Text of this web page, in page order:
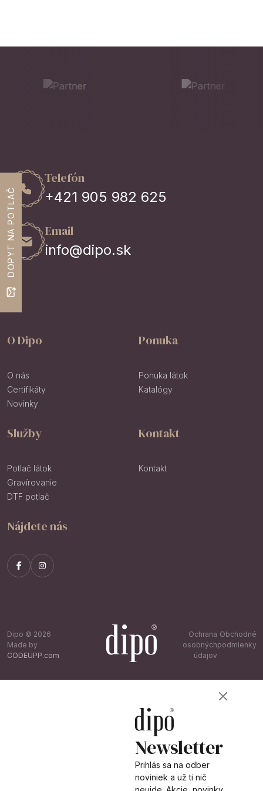
DOPYT NA POTLAČ
Telefón
+421 905 982 625
Email
info@dipo.sk
O Dipo
O nás
Certifikáty
Novinky
Ponuka
Ponuka látok
Katalógy
Služby
Potlač látok
Gravírovanie
DTF potlač
Kontakt
Kontakt
Nájdete nás
Dipo © 2026
Made by
CODEUPP.com
Ochrana
osobných
údajov
Obchodné
podmienky
Newsletter
Prihlás sa na odber
noviniek a už ti nič